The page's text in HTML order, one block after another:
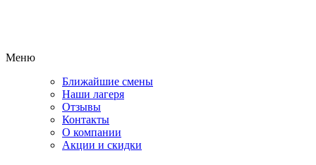
Меню
Ближайшие смены
Наши лагеря
Отзывы
Контакты
О компании
Акции и скидки